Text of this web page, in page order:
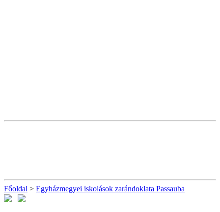
Főoldal > Egyházmegyei iskolások zarándoklata Passauba